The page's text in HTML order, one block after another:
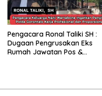
Pengacara Ronal Taliki SH :
Dugaan Pengrusakan Eks
Rumah Jawatan Pos &